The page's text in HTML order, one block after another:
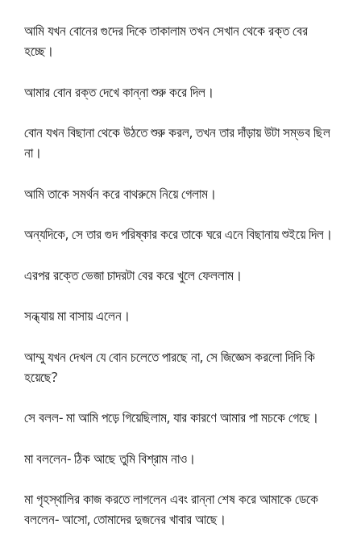
আমি যখন বোনের গুদের দিকে তাকালাম তখন সেখান থেকে রক্ত ​​বের
হচ্ছে।
আমার বোন রক্ত দেখে কান্না শুরু করে দিল।
বোন যখন বিছানা থেকে উঠতে শুরু করল, তখন তার দাঁড়ায় উটা সম্ভব ছিল
না।
আমি তাকে সমর্থন করে বাথরুমে নিয়ে গেলাম।
অন্যদিকে, সে তার গুদ পরিষ্কার করে তাকে ঘরে এনে বিছানায় শুইয়ে দিল।
এরপর রক্তে ভেজা চাদরটা বের করে খুলে ফেললাম।
সন্ধ্যায় মা বাসায় এলেন।
আম্মু যখন দেখল যে বোন চলেতে পারছে না, সে জিজ্ঞেস করলো দিদি কি
হয়েছে?
সে বলল- মা আমি পড়ে গিয়েছিলাম, যার কারণে আমার পা মচকে গেছে।
মা বললেন- ঠিক আছে তুমি বিশ্রাম নাও।
মা গৃহস্থালির কাজ করতে লাগলেন এবং রান্না শেষ করে আমাকে ডেকে
বললেন- আসো, তোমাদের দুজনের খাবার আছে।